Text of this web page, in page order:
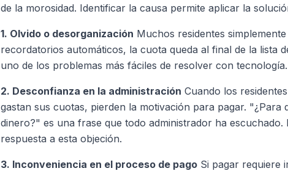
de la morosidad. Identificar la causa permite aplicar la
1. Olvido o desorganización Muchos residentes
recordatorios automáticos, la cuota queda al final de la lista
uno de los problemas más fáciles de resolver con tecnología.
2. Desconfianza en la administración Cuando los
gastan sus cuotas, pierden la motivación para pagar. "¿Para
dinero?" es una frase que todo administrador ha
respuesta a esta objeción.
3. Inconveniencia en el proceso de pago Si pagar requiere